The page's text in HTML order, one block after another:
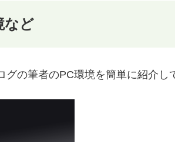
など
の筆者のPC環境を簡単に紹介し